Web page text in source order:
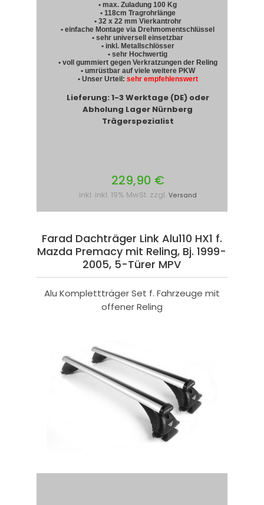
• max. Zuladung 100 Kg
• 118cm Tragrohrlänge
• 32 x 22 mm Vierkantrohr
• einfache Montage via Drehmomentschlüssel
• sehr universell einsetzbar
• inkl. Metallschlösser
• sehr Hochwertig
• voll gummiert gegen Verkratzungen der Reling
• umrüstbar auf viele weitere PKW
• Unser Urteil: sehr empfehlenswert
Lieferung: 1-3 Werktage (DE) oder
Abholung Lager Nürnberg
Trägerspezialist
229,90 €
inkl. inkl. 19% MwSt. zzgl. Versand
Farad Dachträger Link Alu110 HX1 f.
Mazda Premacy mit Reling, Bj. 1999-
2005, 5-Türer MPV
Alu Komplettträger Set f. Fahrzeuge mit
offener Reling